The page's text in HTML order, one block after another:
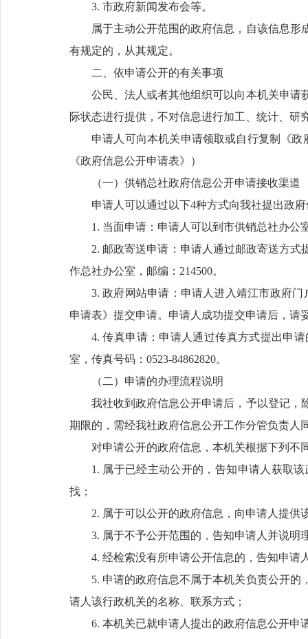
3. 市政府新闻发布会等。
属于主动公开范围的政府信息，自该信息
有规定的，从其规定。
二、依申请公开的有关事项
公民、法人或者其他组织可以向本机关申请
际状态进行提供，不对信息进行加工、统计、研
申请人可向本机关申请领取或自行复制《
《政府信息公开申请表》）
（一）供销总社政府信息公开申请接收渠道
申请人可以通过以下4种方式向我社提出政
1. 当面申请：申请人可以到市供销总社办
2. 邮政寄送申请：申请人通过邮政寄送方
作总社办公室，邮编：214500。
3. 政府网站申请：申请人进入靖江市政府
申请表》提交申请。申请人成功提交申请后，请
4. 传真申请：申请人通过传真方式提出申
室，传真号码：0523-84862820。
（二）申请的办理流程说明
我社收到政府信息公开申请后，予以登记，
期限的，需经我社政府信息公开工作分管负责人
对申请公开的政府信息，本机关根据下列不
1. 属于已经主动公开的，告知申请人获取
找；
2. 属于可以公开的政府信息，向申请人提
3. 属于不予公开范围的，告知申请人并说明
4. 经检索没有所申请公开信息的，告知申请
5. 申请的政府信息不属于本机关负责公开
请人该行政机关的名称、联系方式；
6. 本机关已就申请人提出的政府信息公开